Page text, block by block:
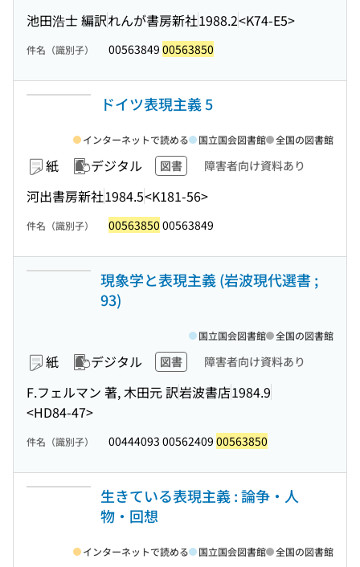
池田浩士 編訳れんが書房新社1988.2<K74-E5>
件名（識別子） 00563849 00563850
ドイツ表現主義 5
紙 デジタル 図書 障害者向け資料あり
河出書房新社1984.5<K181-56>
インターネットで読める 国立国会図書館 全国の図書館
件名（識別子） 00563850 00563849
現象学と表現主義 (岩波現代選書 ;
93)
紙 デジタル 図書 障害者向け資料あり
F.フェルマン 著, 木田元 訳岩波書店1984.9
<HD84-47>
国立国会図書館 全国の図書館
件名（識別子） 00444093 00562409 00563850
生きている表現主義 : 論争・人
物・回想
インターネットで読める 国立国会図書館 全国の図書館